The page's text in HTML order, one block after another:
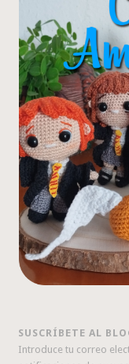
SUSCRÍBETE AL
Introduce tu correo